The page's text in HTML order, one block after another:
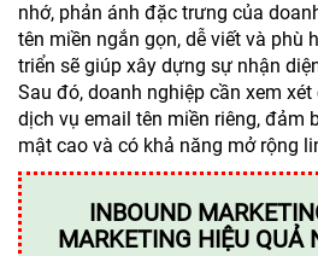
nhớ, phản ánh đặc trưng của
tên miền ngắn gọn, dễ viết và phù
triển sẽ giúp xây dựng sự nhận
Sau đó, doanh nghiệp cần xem
dịch vụ email tên miền riêng, đảm
mật cao và có khả năng mở rộng
INBOUND
MARKETING HIỆU QUẢ